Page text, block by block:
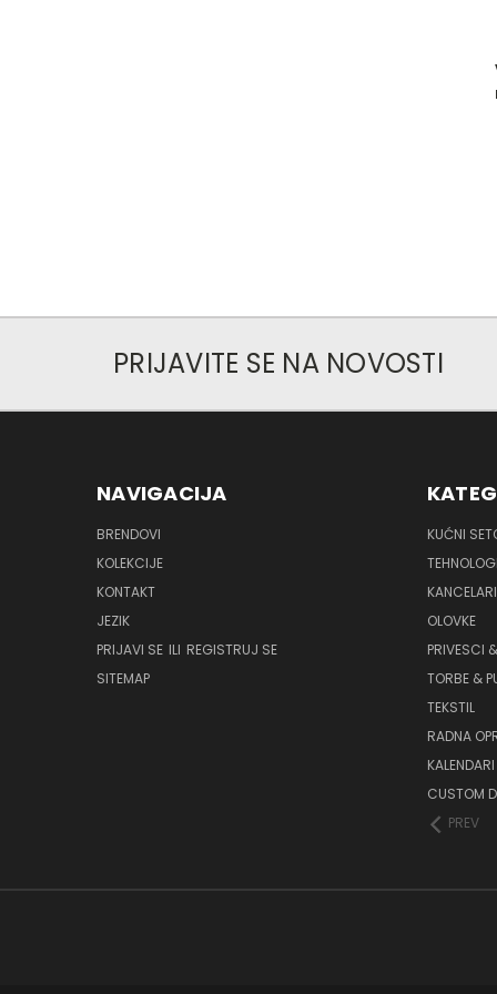
PRIJAVITE SE NA NOVOSTI
NAVIGACIJA
BRENDOVI
KOLEKCIJE
KONTAKT
JEZIK
PRIJAVI SE ILI REGISTRUJ SE
SITEMAP
KUĆNI
OLOVKE
PRIVESCI
TORBE &
TEKSTIL
RADNA
CUSTOM
PREV